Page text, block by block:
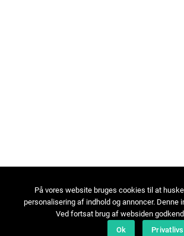
På vores website bruges cookies til at
personalisering af indhold og annoncer. Denne
Ved fortsat brug af websiden
Ok